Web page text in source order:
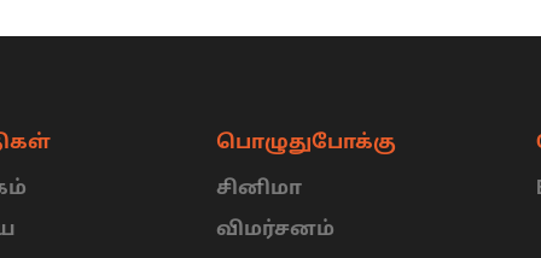
பொழுதுபோக்கு
சினிமா
விமர்சனம்